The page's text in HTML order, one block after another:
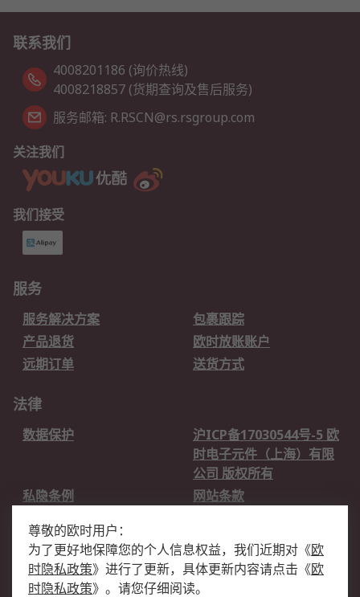
联系我们
4008201186 (询价热线)
4008218857 (货期查询及售后服务)
服务邮箱: R.RSCN@rs.rsgroup.com
关注我们
我们接受
服务
服务解决方案
包裹跟踪
产品退货
欧时放账账户
远期订单
送货方式
法律
数据保护
沪ICP备17030544号-5 欧
时电子元件（上海）有限
公司 版权所有
私隐条例
网站条款
关于欧时
欧时销售条款 账户和付款
尊敬的欧时用户：
为了更好地保障您的个人信息权益，我们近期对 《欧
时隐私政策》 进行了更新，具体更新内容请点击 《欧
时隐私政策》 。请您仔细阅读。